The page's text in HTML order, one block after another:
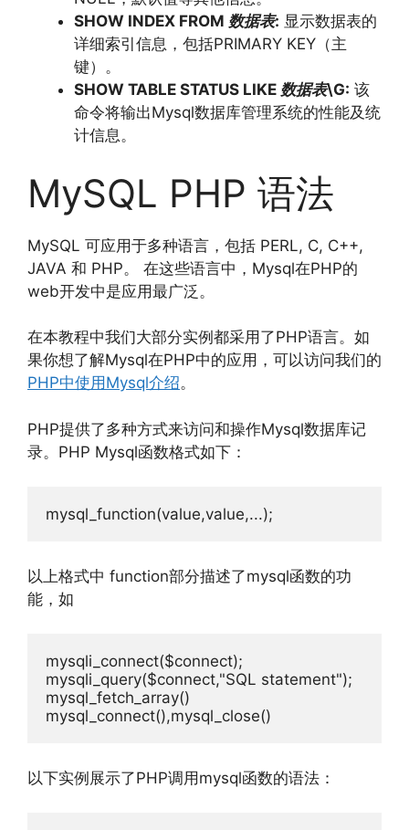
SHOW INDEX FROM 数据表: 显示数据表的
详细索引信息，包括PRIMARY KEY（主
键）。
SHOW TABLE STATUS LIKE 数据表\G: 该
命令将输出Mysql数据库管理系统的性能及统
计信息。
MySQL PHP 语法
MySQL 可应用于多种语言，包括 PERL, C, C++,
JAVA 和 PHP。 在这些语言中，Mysql在PHP的
web开发中是应用最广泛。
在本教程中我们大部分实例都采用了PHP语言。如
果你想了解Mysql在PHP中的应用，可以访问我们的
PHP中使用Mysql介绍。
PHP提供了多种方式来访问和操作Mysql数据库记
录。PHP Mysql函数格式如下：
mysql_function(value,value,...);
以上格式中 function部分描述了mysql函数的功
能，如
mysqli_connect($connect);
mysqli_query($connect,"SQL statement");
mysql_fetch_array()
mysql_connect(),mysql_close()
以下实例展示了PHP调用mysql函数的语法：